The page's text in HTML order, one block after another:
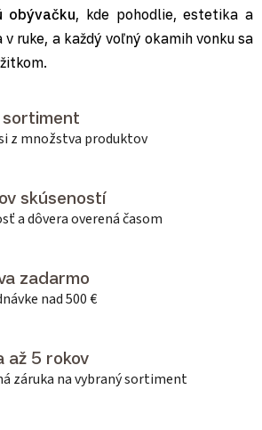
obývačku, kde pohodlie, estetika a
ruke, a každý voľný okamih vonku sa
z množstva produktov
skúseností
a dôvera overená časom
zadarmo
nad 500 €
až 5 rokov
záruka na vybraný sortiment